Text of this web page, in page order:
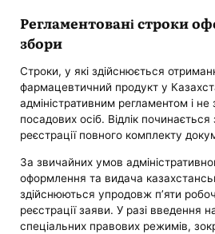
Регламентовані строки
збори
Строки, у які здійснюється
фармацевтичний продукт у
адміністративним регламентом і не
посадових осіб. Відлік починається
реєстрації повного комплекту
За звичайних умов
оформлення та видача
здійснюються упродовж п’яти
реєстрації заяви. У разі введення
спеціальних правових режимів,